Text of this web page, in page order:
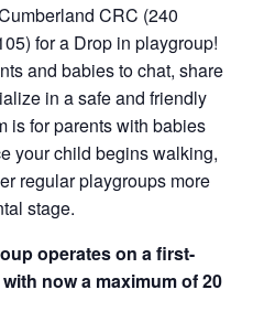
CRC (240
for a Drop in playgroup!
and babies to chat, share
in a safe and friendly
is for parents with babies
your child begins walking,
regular playgroups more
stage.
operates on a first-
now a maximum of 20